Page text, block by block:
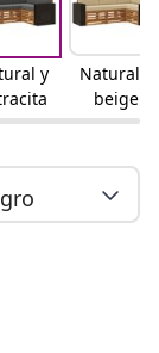
y
Natural y
beige